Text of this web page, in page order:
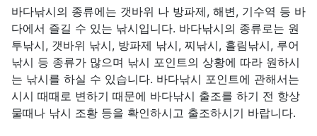
바다낚시의 종류에는 갯바위 나 방파제, 해변, 기수역 등 바
다에서 즐길 수 있는 낚시입니다. 바다낚시의 종류로는 원
투낚시, 갯바위 낚시, 방파제 낚시, 찌낚시, 흘림낚시, 루어
낚시 등 종류가 많으며 낚시 포인트의 상황에 따라 원하시
는 낚시를 하실 수 있습니다. 바다낚시 포인트에 관해서는
시시 때때로 변하기 때문에 바다낚시 출조를 하기 전 항상
물때나 낚시 조황 등을 확인하시고 출조하시기 바랍니다.